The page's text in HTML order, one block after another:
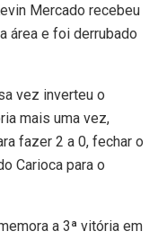
Mercado recebeu
área e foi derrubado
vez inverteu o
mais uma vez,
fazer 2 a 0, fechar o
Carioca para o
a 3ª vitória em